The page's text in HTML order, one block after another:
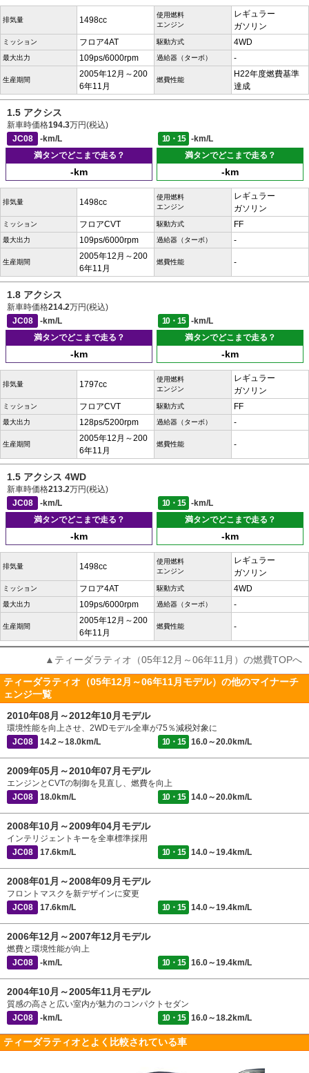
排気量 1498cc
使用燃料
エンジン
レギュラー
ガソリン
ミッション フロア4AT 駆動方式 4WD
最大出力 109ps/6000rpm 過給器（ターボ） -
生産期間
2005年12月～200
6年11月
燃費性能
H22年度燃費基準
達成
1.5 アクシス
新車時価格194.3万円(税込)
JC08
-km/L 10・15
-km/L
満タンでどこまで走る？
-km
満タンでどこまで走る？
-km
排気量 1498cc
使用燃料
エンジン
レギュラー
ガソリン
ミッション フロアCVT 駆動方式 FF
最大出力 109ps/6000rpm 過給器（ターボ） -
生産期間
2005年12月～200
6年11月
燃費性能 -
1.8 アクシス
新車時価格214.2万円(税込)
JC08
-km/L 10・15
-km/L
満タンでどこまで走る？
-km
満タンでどこまで走る？
-km
排気量 1797cc
使用燃料
エンジン
レギュラー
ガソリン
ミッション フロアCVT 駆動方式 FF
最大出力 128ps/5200rpm 過給器（ターボ） -
生産期間
2005年12月～200
6年11月
燃費性能 -
1.5 アクシス 4WD
新車時価格213.2万円(税込)
JC08
-km/L 10・15
-km/L
満タンでどこまで走る？
-km
満タンでどこまで走る？
-km
排気量 1498cc
使用燃料
エンジン
レギュラー
ガソリン
ミッション フロア4AT 駆動方式 4WD
最大出力 109ps/6000rpm 過給器（ターボ） -
生産期間
2005年12月～200
6年11月
燃費性能 -
▲ティーダラティオ（05年12月～06年11月）の燃費TOPへ
ティーダラティオ（05年12月～06年11月モデル）の他のマイナーチ
ェンジ一覧
2010年08月～2012年10月モデル
環境性能を向上させ、2WDモデル全車が75％減税対象に
JC08
14.2～18.0km/L 10・15 16.0～20.0km/L
2009年05月～2010年07月モデル
エンジンとCVTの制御を見直し、燃費を向上
JC08
18.0km/L 10・15 14.0～20.0km/L
2008年10月～2009年04月モデル
インテリジェントキーを全車標準採用
JC08
17.6km/L 10・15 14.0～19.4km/L
2008年01月～2008年09月モデル
フロントマスクを新デザインに変更
JC08
17.6km/L 10・15 14.0～19.4km/L
2006年12月～2007年12月モデル
燃費と環境性能が向上
JC08
-km/L 10・15 16.0～19.4km/L
2004年10月～2005年11月モデル
質感の高さと広い室内が魅力のコンパクトセダン
JC08
-km/L 10・15 16.0～18.2km/L
ティーダラティオとよく比較されている車